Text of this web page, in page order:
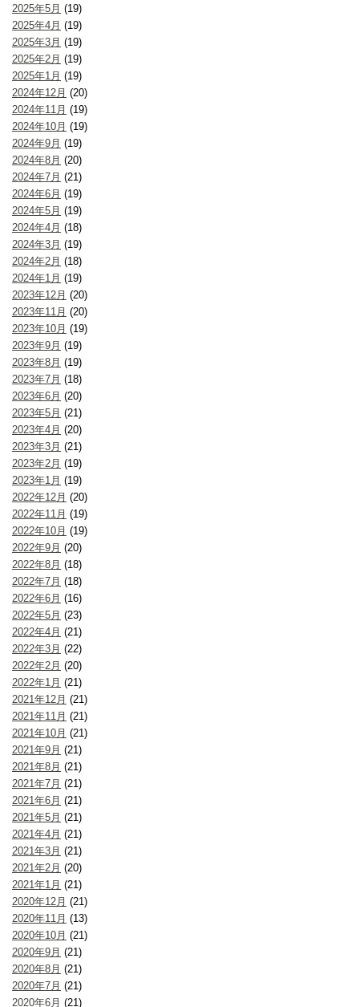
2025年5月 (19)
2025年4月 (19)
2025年3月 (19)
2025年2月 (19)
2025年1月 (19)
2024年12月 (20)
2024年11月 (19)
2024年10月 (19)
2024年9月 (19)
2024年8月 (20)
2024年7月 (21)
2024年6月 (19)
2024年5月 (19)
2024年4月 (18)
2024年3月 (19)
2024年2月 (18)
2024年1月 (19)
2023年12月 (20)
2023年11月 (20)
2023年10月 (19)
2023年9月 (19)
2023年8月 (19)
2023年7月 (18)
2023年6月 (20)
2023年5月 (21)
2023年4月 (20)
2023年3月 (21)
2023年2月 (19)
2023年1月 (19)
2022年12月 (20)
2022年11月 (19)
2022年10月 (19)
2022年9月 (20)
2022年8月 (18)
2022年7月 (18)
2022年6月 (16)
2022年5月 (23)
2022年4月 (21)
2022年3月 (22)
2022年2月 (20)
2022年1月 (21)
2021年12月 (21)
2021年11月 (21)
2021年10月 (21)
2021年9月 (21)
2021年8月 (21)
2021年7月 (21)
2021年6月 (21)
2021年5月 (21)
2021年4月 (21)
2021年3月 (21)
2021年2月 (20)
2021年1月 (21)
2020年12月 (21)
2020年11月 (13)
2020年10月 (21)
2020年9月 (21)
2020年8月 (21)
2020年7月 (21)
2020年6月 (21)